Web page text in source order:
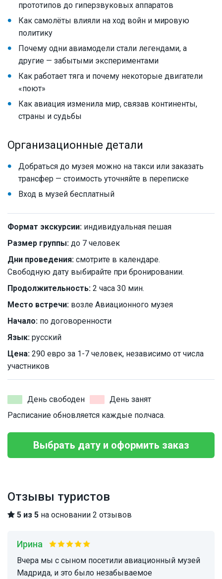
прототипов до гиперзвуковых аппаратов
Как самолёты влияли на ход войн и мировую
политику
Почему одни авиамодели стали легендами, а
другие — забытыми экспериментами
Как работает тяга и почему некоторые двигатели
«поют»
Как авиация изменила мир, связав континенты,
страны и судьбы
Организационные детали
Добраться до музея можно на такси или заказать
трансфер — стоимость уточняйте в переписке
Вход в музей бесплатный
Формат экскурсии: индивидуальная пешая
Размер группы: до 7 человек
Дни проведения: смотрите в календаре.
Свободную дату выбирайте при бронировании.
Продолжительность: 2 часа 30 мин.
Место встречи: возле Авиационного музея
Начало: по договоренности
Язык: русский
Цена: 290 евро за 1-7 человек, независимо от числа
участников
День свободен
День занят
Расписание обновляется каждые полчаса.
Выбрать дату и оформить заказ
Отзывы туристов
5 из 5 на основании 2 отзывов
Ирина
Вчера мы с сыном посетили авиационный музей
Мадрида, и это было незабываемое